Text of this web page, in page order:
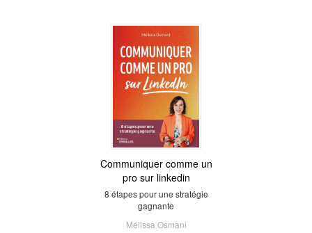
Communiquer comme un
pro sur linkedin
8 étapes pour une stratégie
gagnante
Mélissa Osmani